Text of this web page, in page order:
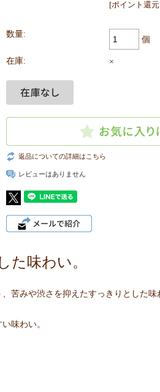
[ポイント還
数量:
個
在庫: ×
返品についての詳細はこちら
レビューはありません
た味わい。
苦みや渋さを抑えたすっきりとした
味わい。